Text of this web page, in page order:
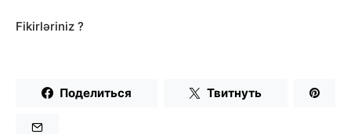
Fikirləriniz ?
Поделиться Твитнуть